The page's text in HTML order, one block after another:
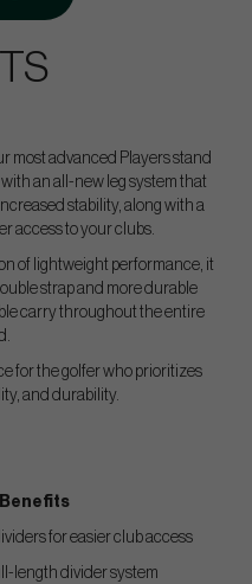
most advanced Players stand
an all-new leg system that
stability, along with a
access to your clubs.
of lightweight performance, it
strap and more durable
carry throughout the entire
for the golfer who prioritizes
and durability.
for easier club access
length divider system